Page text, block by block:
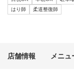
はり師
柔道整復師
店舗情報 メニュ